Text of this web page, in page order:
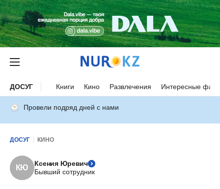
ДОСУГ Книги Кино Развлечения Интересные
Провели подряд дней с нами
ДОСУГ КИНО
КЮ
Ксения Юревич
Бывший сотрудник